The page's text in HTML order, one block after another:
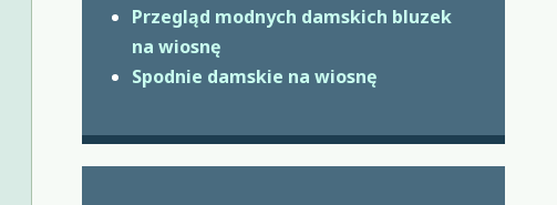
Przegląd modnych damskich bluzek
na wiosnę
Spodnie damskie na wiosnę